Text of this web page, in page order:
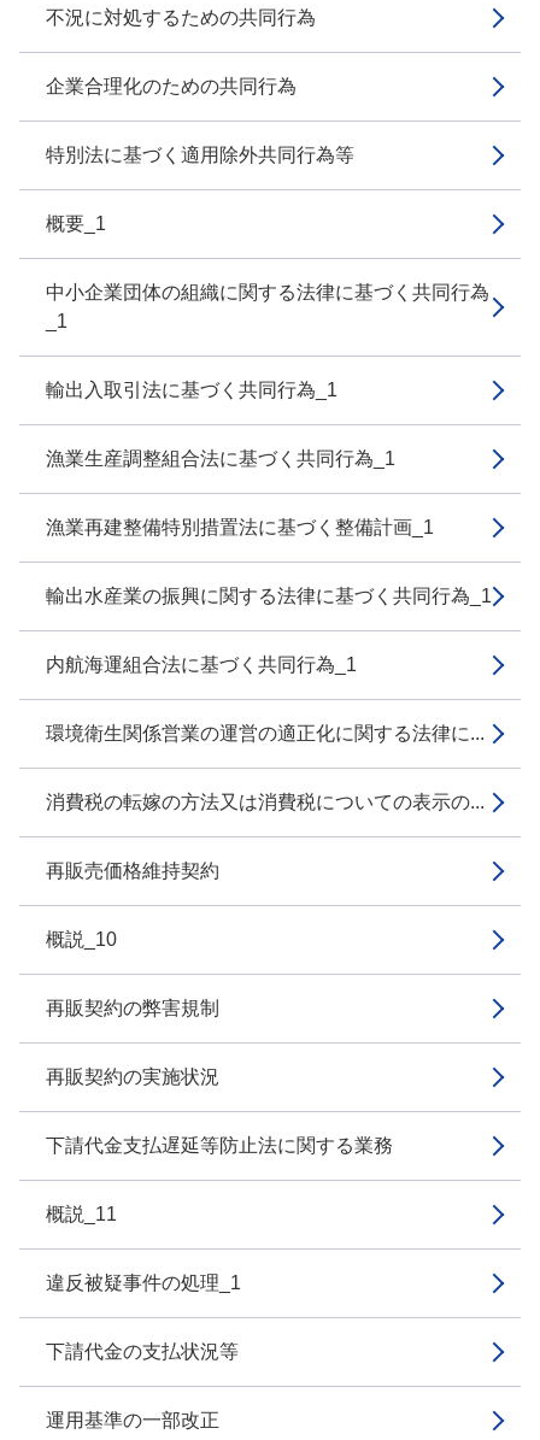
不況に対処するための共同行為
企業合理化のための共同行為
特別法に基づく適用除外共同行為等
概要_1
中小企業団体の組織に関する法律に基づく共同行為
_1
輸出入取引法に基づく共同行為_1
漁業生産調整組合法に基づく共同行為_1
漁業再建整備特別措置法に基づく整備計画_1
輸出水産業の振興に関する法律に基づく共同行為_1
内航海運組合法に基づく共同行為_1
環境衛生関係営業の運営の適正化に関する法律に...
消費税の転嫁の方法又は消費税についての表示の...
再販売価格維持契約
概説_10
再販契約の弊害規制
再販契約の実施状況
下請代金支払遅延等防止法に関する業務
概説_11
違反被疑事件の処理_1
下請代金の支払状況等
運用基準の一部改正